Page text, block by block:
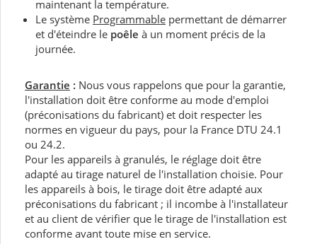
maintenant la température.
Le système Programmable permettant de démarrer
et d'éteindre le poêle à un moment précis de la
journée.
Garantie : Nous vous rappelons que pour la garantie,
l'installation doit être conforme au mode d'emploi
(préconisations du fabricant) et doit respecter les
normes en vigueur du pays, pour la France DTU 24.1
ou 24.2.
Pour les appareils à granulés, le réglage doit être
adapté au tirage naturel de l'installation choisie. Pour
les appareils à bois, le tirage doit être adapté aux
préconisations du fabricant ; il incombe à l'installateur
et au client de vérifier que le tirage de l'installation est
conforme avant toute mise en service.